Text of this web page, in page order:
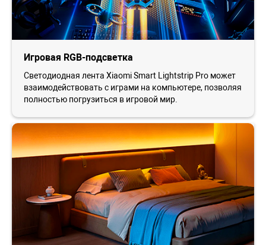
Игровая RGB-подсветка
Светодиодная лента Xiaomi Smart Lightstrip Pro может
взаимодействовать с играми на компьютере, позволяя
полностью погрузиться в игровой мир.